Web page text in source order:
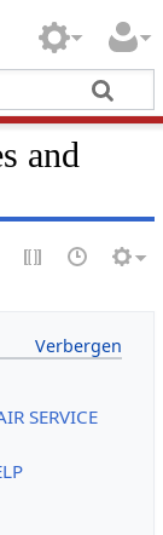
and
SERVICE